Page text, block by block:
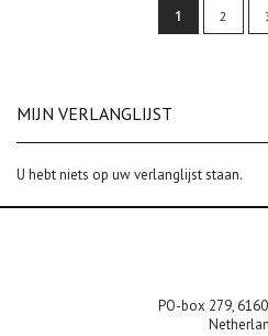
U1 Pagina
2
MIJN VERLANGLIJST
U hebt niets op uw verlanglijst staan.
PO-box 279,